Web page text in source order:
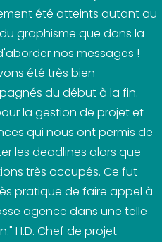
été atteints autant au
graphisme que dans la
nos messages !
été très bien
du début à la fin.
la gestion de projet et
qui nous ont permis de
les deadlines alors que
très occupés. Ce fut
pratique de faire appel à
agence dans une telle
H.D. Chef de projet